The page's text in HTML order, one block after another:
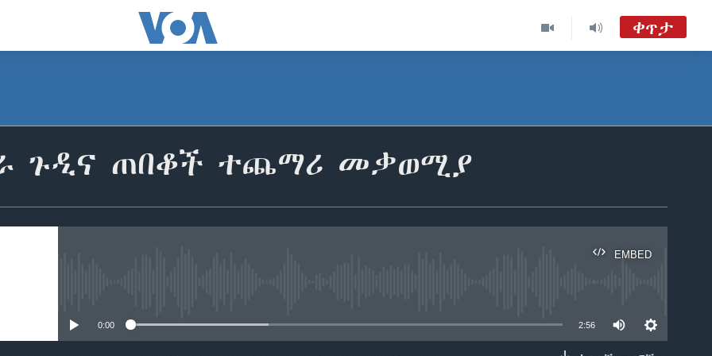
ቀጥታ
ጉዲና ጠበቆች ተጨማሪ መቃወሚያ
EMBED
0:00 2:56